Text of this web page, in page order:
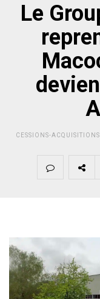
Le
CESSIONS-ACQUISITIONS